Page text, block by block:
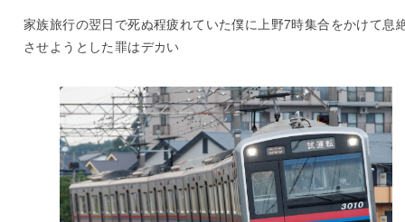
家族旅行の翌日で死ぬ程疲れていた僕に上野7時集合をかけて息
させようとした罪はデカい